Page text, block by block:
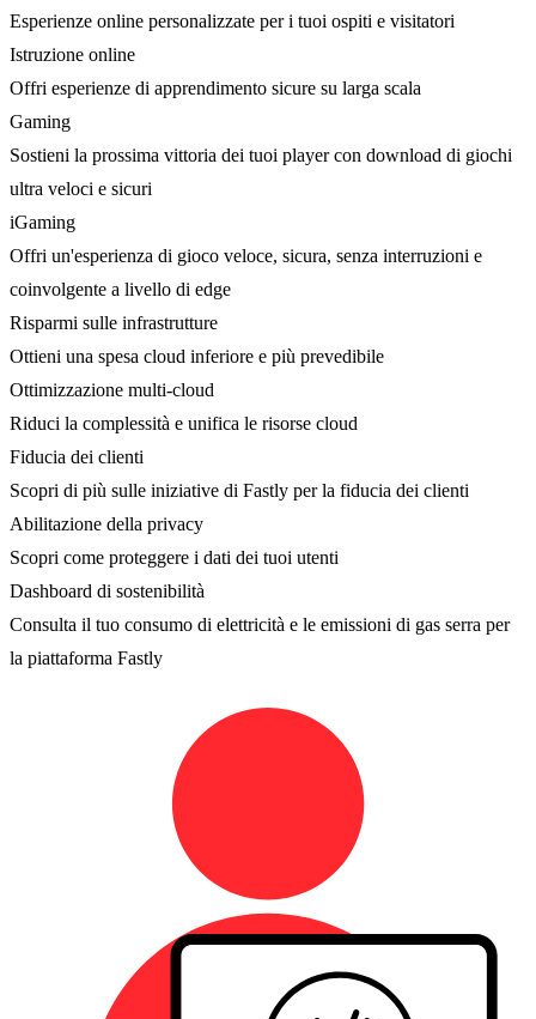
Esperienze online personalizzate per i tuoi ospiti e visitatori
Istruzione online
Offri esperienze di apprendimento sicure su larga scala
Gaming
Sostieni la prossima vittoria dei tuoi player con download di giochi
ultra veloci e sicuri
iGaming
Offri un'esperienza di gioco veloce, sicura, senza interruzioni e
coinvolgente a livello di edge
Risparmi sulle infrastrutture
Ottieni una spesa cloud inferiore e più prevedibile
Ottimizzazione multi-cloud
Riduci la complessità e unifica le risorse cloud
Fiducia dei clienti
Scopri di più sulle iniziative di Fastly per la fiducia dei clienti
Abilitazione della privacy
Scopri come proteggere i dati dei tuoi utenti
Dashboard di sostenibilità
Consulta il tuo consumo di elettricità e le emissioni di gas serra per
la piattaforma Fastly